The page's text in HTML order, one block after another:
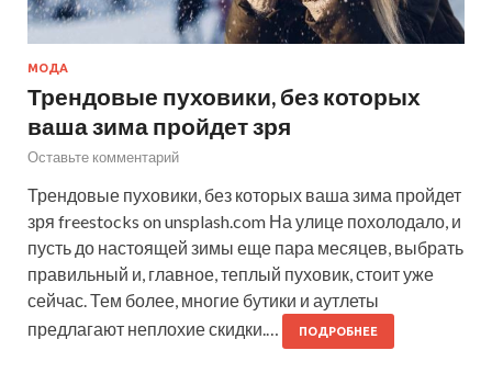
МОДА
Трендовые пуховики, без которых
ваша зима пройдет зря
Оставьте комментарий
Трендовые пуховики, без которых ваша зима пройдет
зря freestocks on unsplash.com На улице похолодало, и
пусть до настоящей зимы еще пара месяцев, выбрать
правильный и, главное, теплый пуховик, стоит уже
сейчас. Тем более, многие бутики и аутлеты
предлагают неплохие скидки.…
ПОДРОБНЕЕ